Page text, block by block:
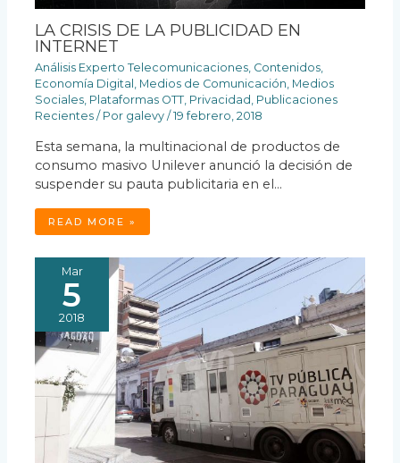
LA CRISIS DE LA PUBLICIDAD EN
INTERNET
Análisis Experto Telecomunicaciones, Contenidos,
Economía Digital , Medios de Comunicación, Medios
Sociales, Plataformas OTT, Privacidad , Publicaciones
Recientes / Por galevy/19 febrero, 2018
Esta semana, la multinacional de productos de
consumo masivo Unilever anunció la decisión de
suspender su pauta publicitaria en el…
READ MORE »
Mar
5
2018